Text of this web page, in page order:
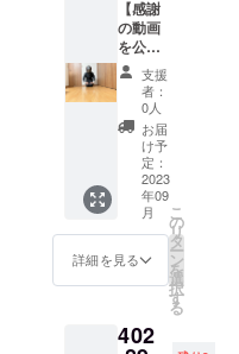
・時間
は3分程
を目安
としま
すが、
ご協力
頂いた
方の人
数によ
り時間
が前後
する場
合がご
ざいま
するお
を出す
事がで
きま
す！ そ
の事に
対して
僕から
のお礼
のメー
ルを送
らせて
頂きま
す
【感謝
の動画
を公開
させて
頂きま
す。】
ご協力
くだ
さった
方達に
感謝の
動画を
公開さ
せて頂
きま
す。 動
分程度
支援
者：
0人
お届
け予
定：
2023
年09
月
詳細を見る
こ
の
リ
タ
ー
ン
を
選
択
す
る
402